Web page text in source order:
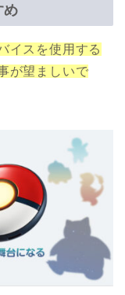
め
イスを使用する
が望ましいで